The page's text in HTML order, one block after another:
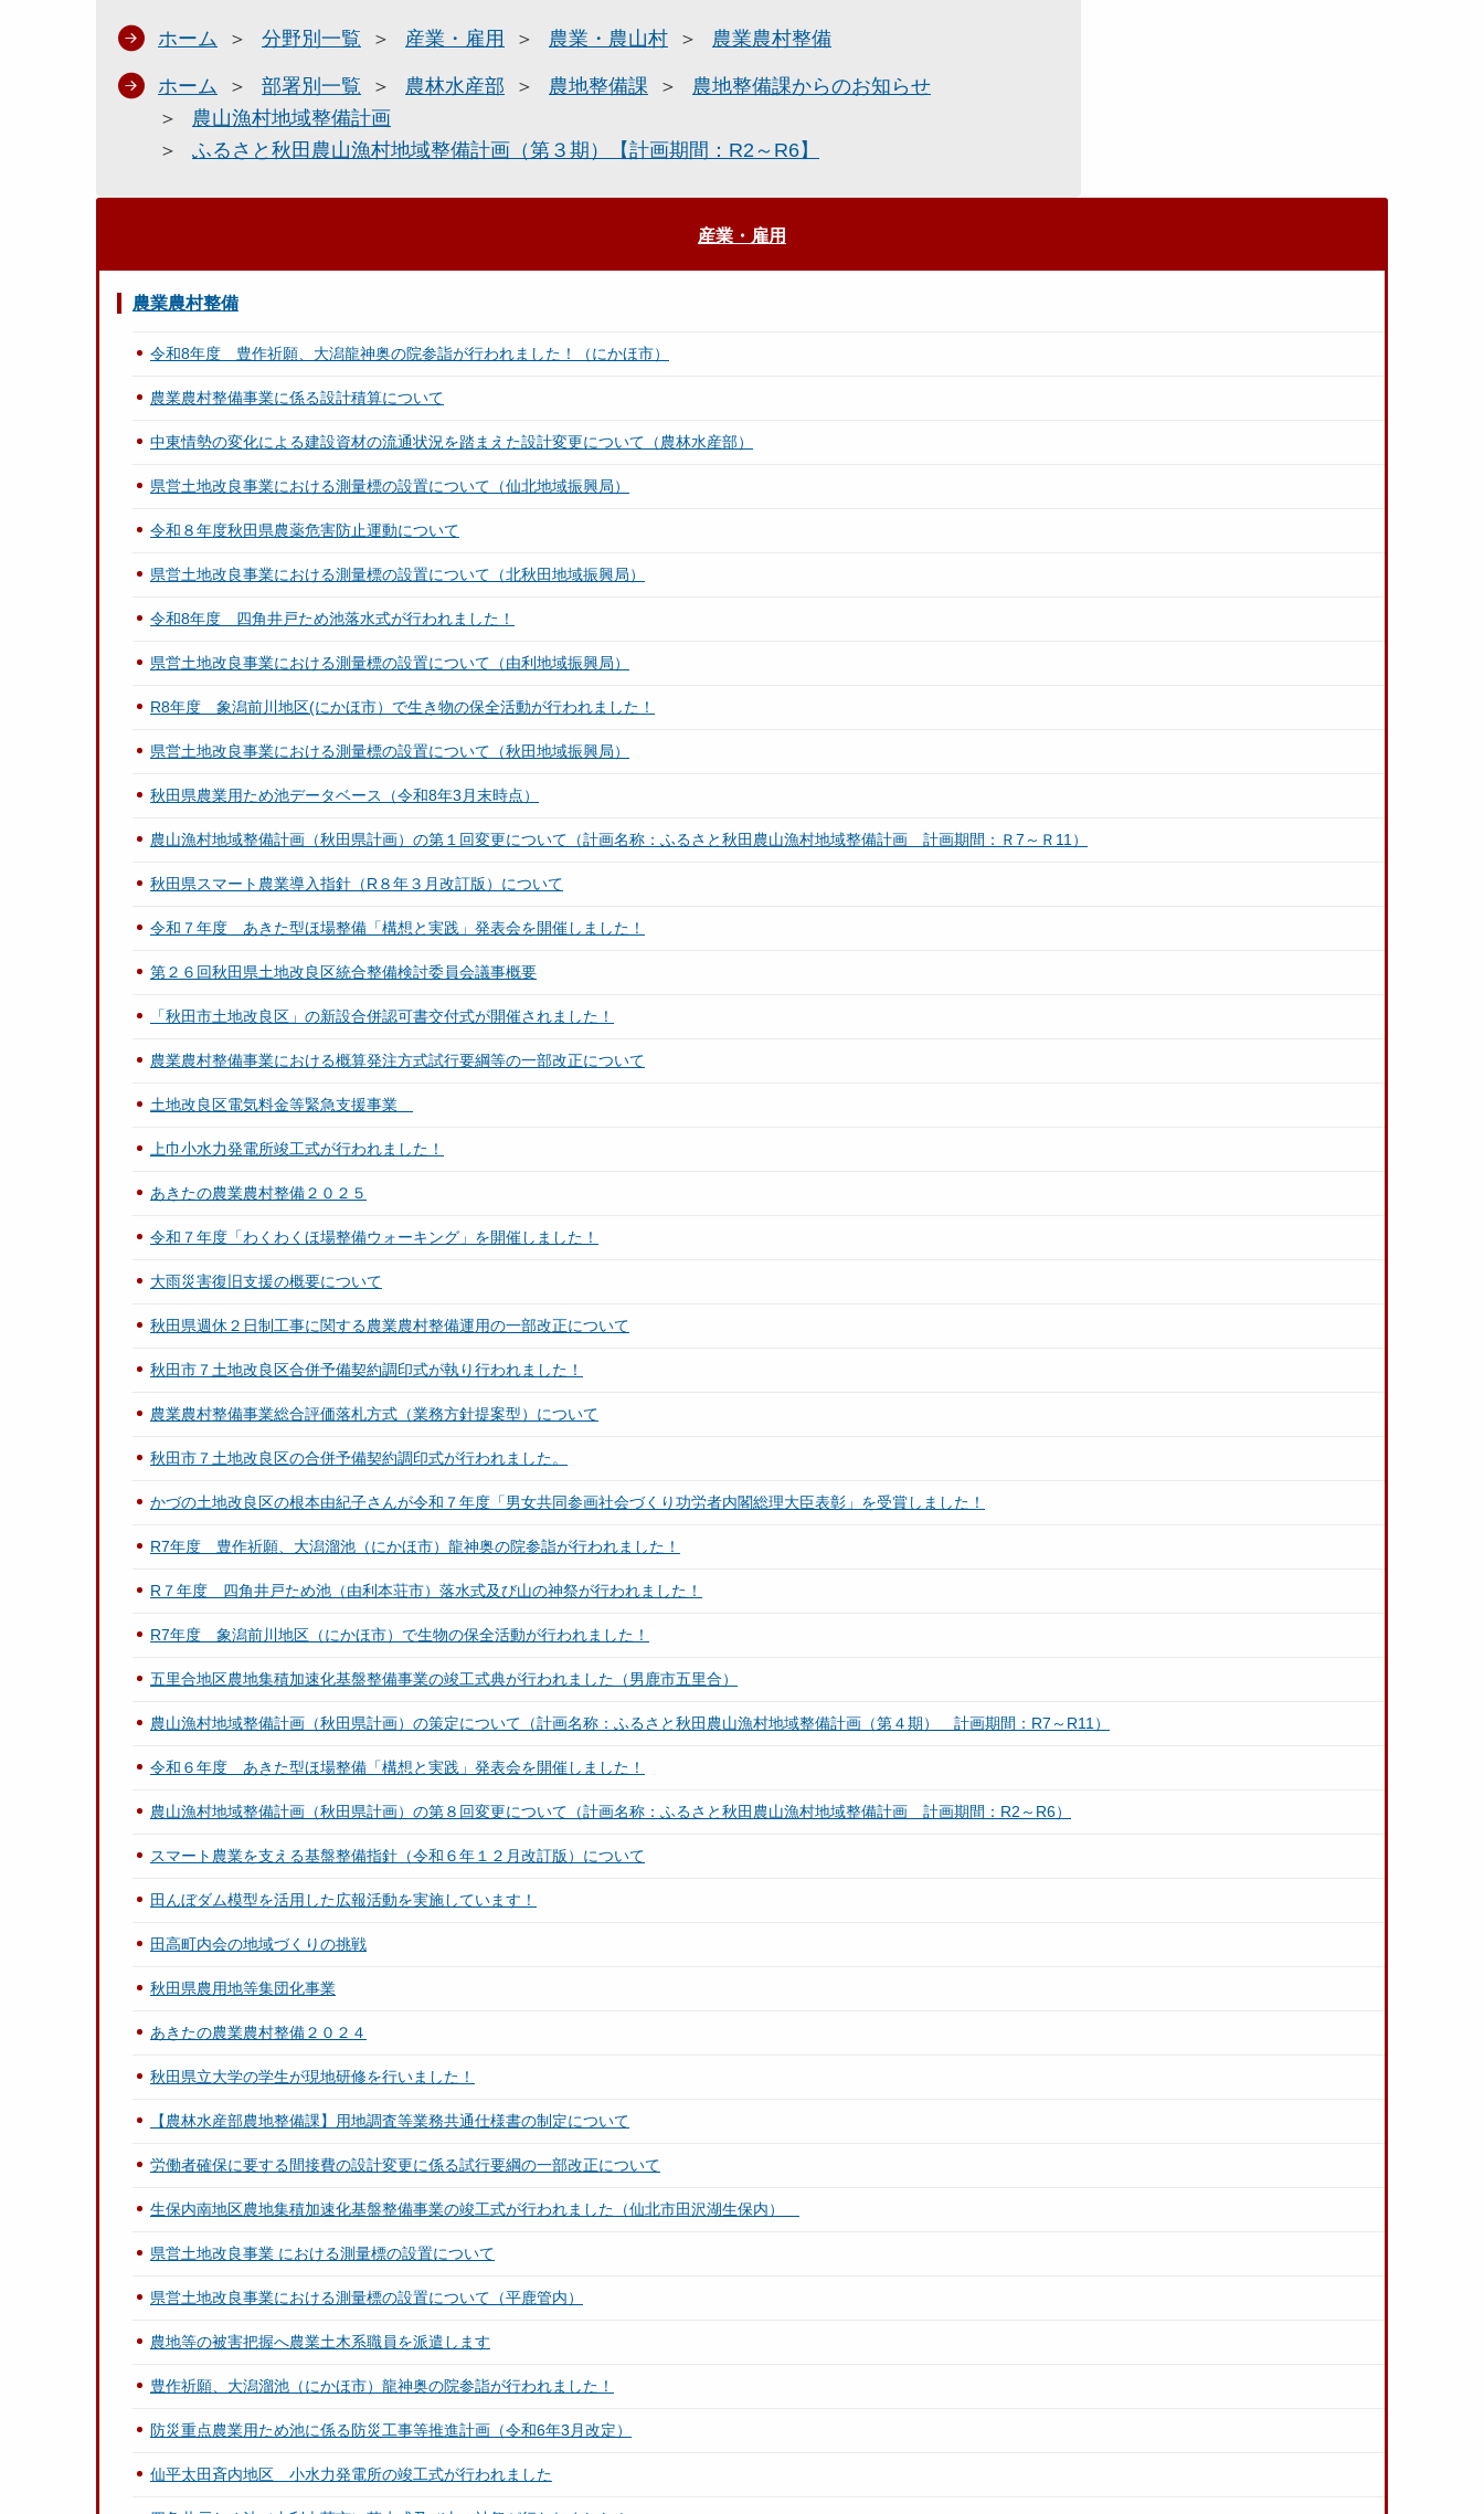
ホーム 分野別一覧 産業・雇用 農業・農山村 農業農村整備
ホーム 部署別一覧 農林水産部 農地整備課
農地整備課からのお知らせ
農山漁村地域整備計画
ふるさと秋田農山漁村地域整備計画（第３期）【計画期間：R2～R6】
産業・雇用
農業農村整備
令和8年度 豊作祈願、大潟龍神奥の院参詣が行われました！（にかほ市）
農業農村整備事業に係る設計積算について
中東情勢の変化による建設資材の流通状況を踏まえた設計変更について（農林水産部）
県営土地改良事業における測量標の設置について（仙北地域振興局）
令和８年度秋田県農薬危害防止運動について
県営土地改良事業における測量標の設置について（北秋田地域振興局）
令和8年度 四角井戸ため池落水式が行われました！
県営土地改良事業における測量標の設置について（由利地域振興局）
R8年度 象潟前川地区(にかほ市）で生き物の保全活動が行われました！
県営土地改良事業における測量標の設置について（秋田地域振興局）
秋田県農業用ため池データベース（令和8年3月末時点）
農山漁村地域整備計画（秋田県計画）の第１回変更について（計画名称：ふるさと秋田農山漁村地域整備計画 計画期間：Ｒ7～Ｒ11）
秋田県スマート農業導入指針（R８年３月改訂版）について
令和７年度 あきた型ほ場整備「構想と実践」発表会を開催しました！
第２６回秋田県土地改良区統合整備検討委員会議事概要
「秋田市土地改良区」の新設合併認可書交付式が開催されました！
農業農村整備事業における概算発注方式試行要綱等の一部改正について
土地改良区電気料金等緊急支援事業
上巾小水力発電所竣工式が行われました！
あきたの農業農村整備２０２５
令和７年度「わくわくほ場整備ウォーキング」を開催しました！
大雨災害復旧支援の概要について
秋田県週休２日制工事に関する農業農村整備運用の一部改正について
秋田市７土地改良区合併予備契約調印式が執り行われました！
農業農村整備事業総合評価落札方式（業務方針提案型）について
秋田市７土地改良区の合併予備契約調印式が行われました。
かづの土地改良区の根本由紀子さんが令和７年度「男女共同参画社会づくり功労者内閣総理大臣表彰」を受賞しました！
R7年度 豊作祈願、大潟溜池（にかほ市）龍神奥の院参詣が行われました！
R７年度 四角井戸ため池（由利本荘市）落水式及び山の神祭が行われました！
R7年度 象潟前川地区（にかほ市）で生物の保全活動が行われました！
五里合地区農地集積加速化基盤整備事業の竣工式典が行われました（男鹿市五里合）
農山漁村地域整備計画（秋田県計画）の策定について（計画名称：ふるさと秋田農山漁村地域整備計画（第４期） 計画期間：R7～R11）
令和６年度 あきた型ほ場整備「構想と実践」発表会を開催しました！
農山漁村地域整備計画（秋田県計画）の第８回変更について（計画名称：ふるさと秋田農山漁村地域整備計画 計画期間：R2～R6）
スマート農業を支える基盤整備指針（令和６年１２月改訂版）について
田んぼダム模型を活用した広報活動を実施しています！
田高町内会の地域づくりの挑戦
秋田県農用地等集団化事業
あきたの農業農村整備２０２４
秋田県立大学の学生が現地研修を行いました！
【農林水産部農地整備課】用地調査等業務共通仕様書の制定について
労働者確保に要する間接費の設計変更に係る試行要綱の一部改正について
生保内南地区農地集積加速化基盤整備事業の竣工式が行われました（仙北市田沢湖生保内）
県営土地改良事業 における測量標の設置について
県営土地改良事業における測量標の設置について（平鹿管内）
農地等の被害把握へ農業土木系職員を派遣します
豊作祈願、大潟溜池（にかほ市）龍神奥の院参詣が行われました！
防災重点農業用ため池に係る防災工事等推進計画（令和6年3月改定）
仙平太田斉内地区 小水力発電所の竣工式が行われました